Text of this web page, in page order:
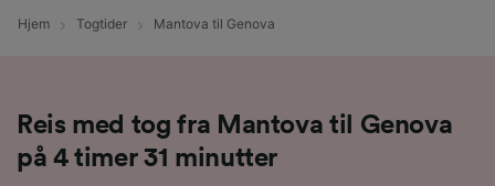
Hjem Togtider Mantova til Genova
Reis med tog fra Mantova til Genova
på 4 timer 31 minutter